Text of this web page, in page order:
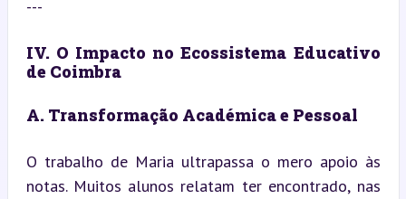
---
IV. O Impacto no Ecossistema Educativo
de Coimbra
A. Transformação Académica e Pessoal
O trabalho de Maria ultrapassa o mero apoio às
notas. Muitos alunos relatam ter encontrado, nas